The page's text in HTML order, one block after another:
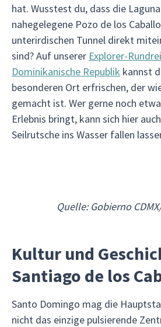
hat. Wusstest du, dass die
nahegelegene Pozo de los
unterirdischen Tunnel direkt
sind? Auf unserer Explorer-
Dominikanische Republik kannst
besonderen Ort erfrischen, der
gemacht ist. Wer gerne noch
Erlebnis bringt, kann sich hier
Seilrutsche ins Wasser fallen
Quelle: Gobierno
Kultur und
Santiago de los
Santo Domingo mag die
nicht das einzige pulsierende